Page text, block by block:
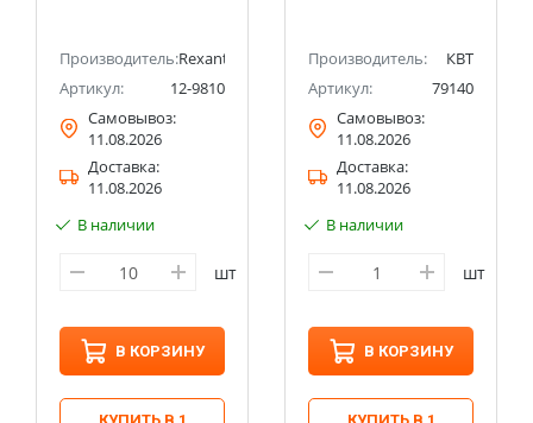
Производитель:Rexant
Артикул:
12-9810
Самовывоз:
11.08.2026
Доставка:
11.08.2026
В наличии
шт
В КОРЗИНУ
Производитель:
КВТ
Артикул:
79140
Самовывоз:
11.08.2026
Доставка:
11.08.2026
В наличии
шт
В КОРЗИНУ